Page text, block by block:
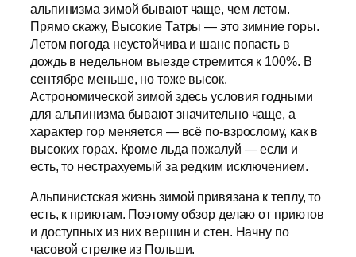
альпинизма зимой бывают чаще, чем летом.
Прямо скажу, Высокие Татры — это зимние горы.
Летом погода неустойчива и шанс попасть в
дождь в недельном выезде стремится к 100%. В
сентябре меньше, но тоже высок.
Астрономической зимой здесь условия годными
для альпинизма бывают значительно чаще, а
характер гор меняется — всё по-взрослому, как в
высоких горах. Кроме льда пожалуй — если и
есть, то нестрахуемый за редким исключением.
Альпинистская жизнь зимой привязана к теплу, то
есть, к приютам. Поэтому обзор делаю от приютов
и доступных из них вершин и стен. Начну по
часовой стрелке из Польши.